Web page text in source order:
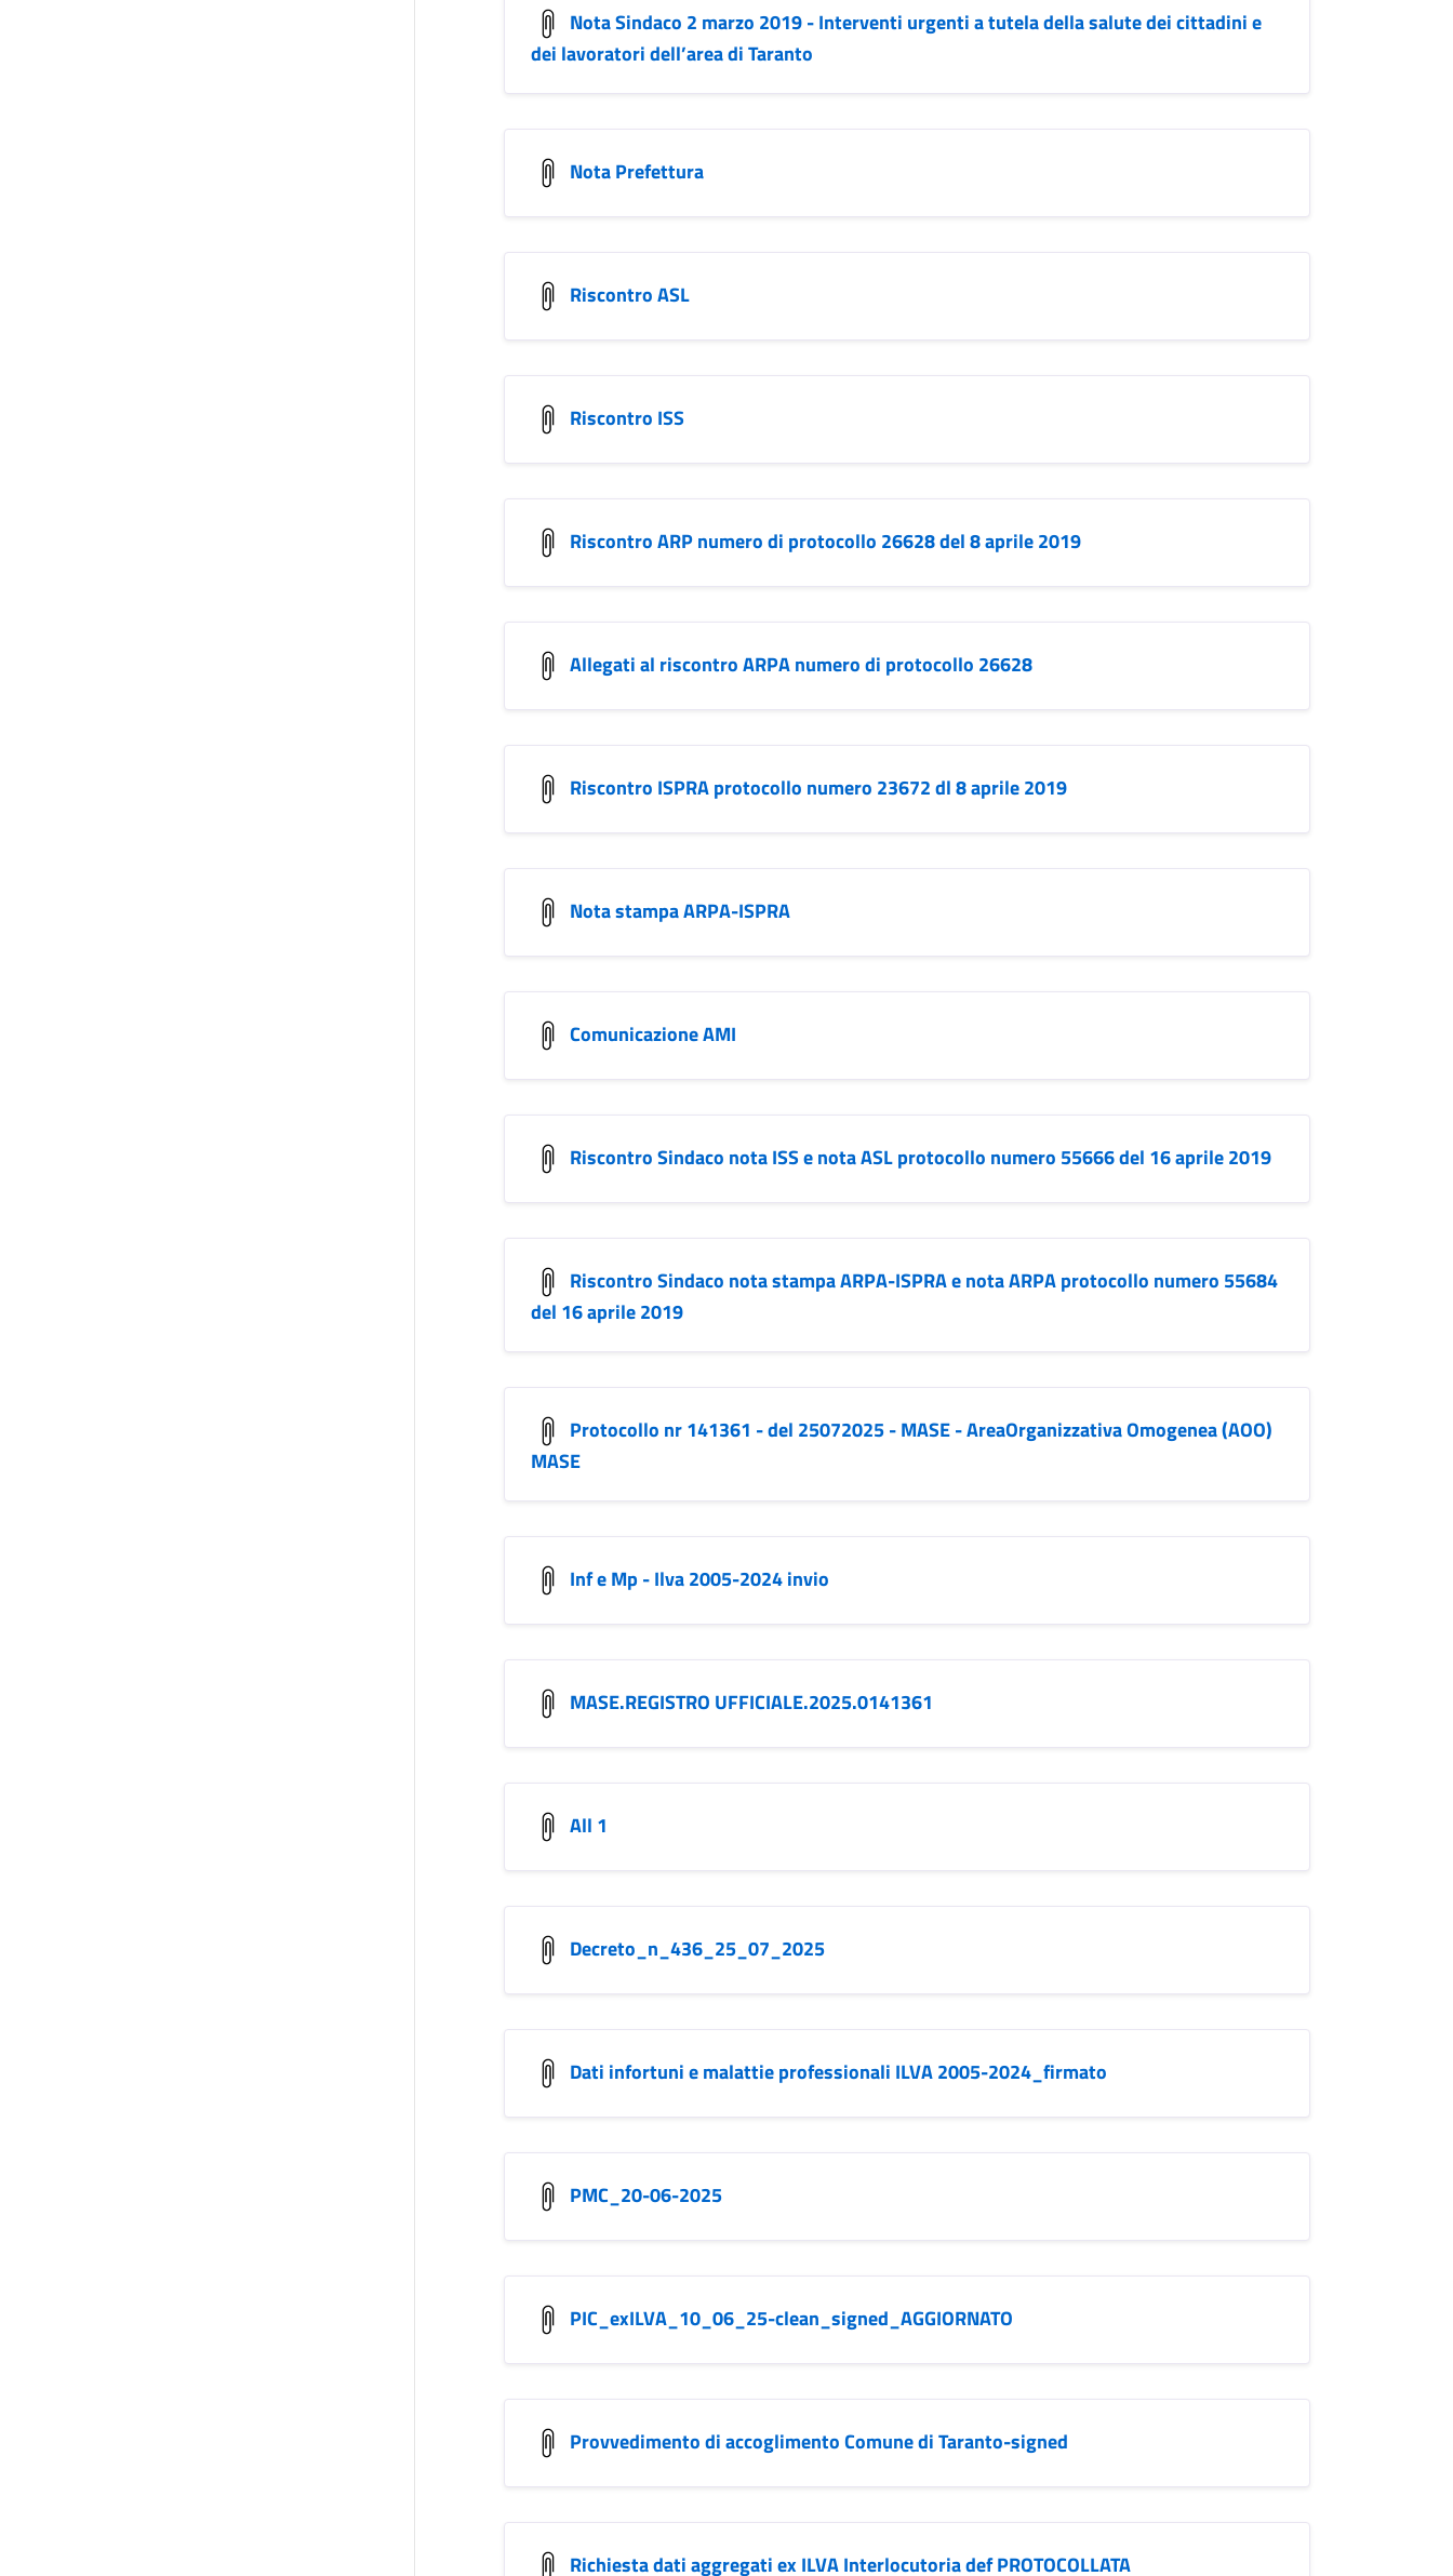
Nota Sindaco 2 marzo 2019 - Interventi urgenti a tutela della salute dei cittadini e
dei lavoratori dell’area di Taranto
Nota Prefettura
Riscontro ASL
Riscontro ISS
Riscontro ARP numero di protocollo 26628 del 8 aprile 2019
Allegati al riscontro ARPA numero di protocollo 26628
Riscontro ISPRA protocollo numero 23672 dl 8 aprile 2019
Nota stampa ARPA-ISPRA
Comunicazione AMI
Riscontro Sindaco nota ISS e nota ASL protocollo numero 55666 del 16 aprile 2019
Riscontro Sindaco nota stampa ARPA-ISPRA e nota ARPA protocollo numero 55684
del 16 aprile 2019
Protocollo nr 141361 - del 25072025 - MASE - AreaOrganizzativa Omogenea (AOO)
MASE
Inf e Mp - Ilva 2005-2024 invio
MASE.REGISTRO UFFICIALE.2025.0141361
All 1
Decreto_n_436_25_07_2025
Dati infortuni e malattie professionali ILVA 2005-2024_firmato
PMC_20-06-2025
PIC_exILVA_10_06_25-clean_signed_AGGIORNATO
Provvedimento di accoglimento Comune di Taranto-signed
Richiesta dati aggregati ex ILVA Interlocutoria def PROTOCOLLATA